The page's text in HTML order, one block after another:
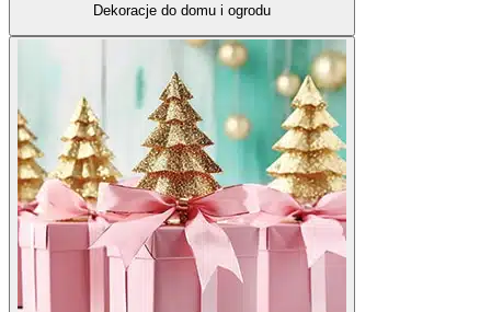
Dekoracje do domu i ogrodu